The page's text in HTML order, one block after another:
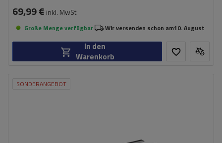
69,99 € inkl. MwSt
Große Menge verfügbar Wir versenden schon am10. August
In den
Warenkorb
SONDERANGEBOT